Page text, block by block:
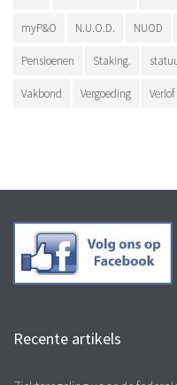
myP&O N.U.O.D. NUOD
Pensioenen Staking.
Vakbond Vergoeding Verlof
Recente artikels